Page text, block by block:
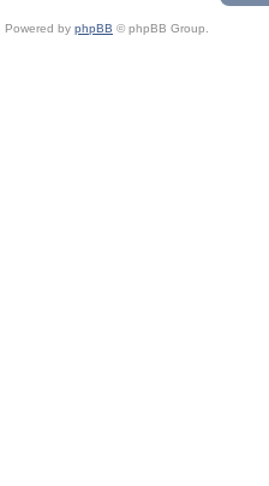
Powered by phpBB © phpBB Group.